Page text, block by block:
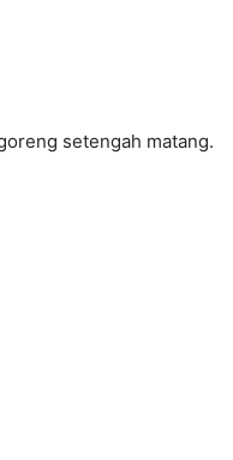
setengah matang.